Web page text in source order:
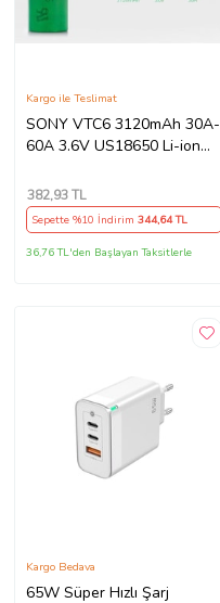
SONY VTC6 3120mAh 30A-
60A 3.6V US18650 Li-ion
Kargo ile Teslimat
382,93 TL
Sepette %10 İndirim 344,64 TL
36,76 TL'den Başlayan Taksitlerle
65W Süper Hızlı Şarj
Kargo Bedava